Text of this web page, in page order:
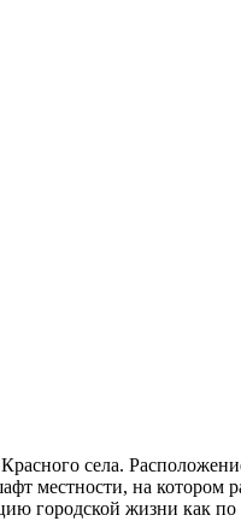
села.
местности, на котором
городской жизни как по